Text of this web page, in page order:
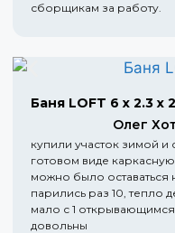
сборщикам за работу.
Баня LOFT 6 х 2.3 х
Олег
купили участок зимой
готовом виде
можно было оставаться
парились раз 10, тепло
мало с 1
довольны